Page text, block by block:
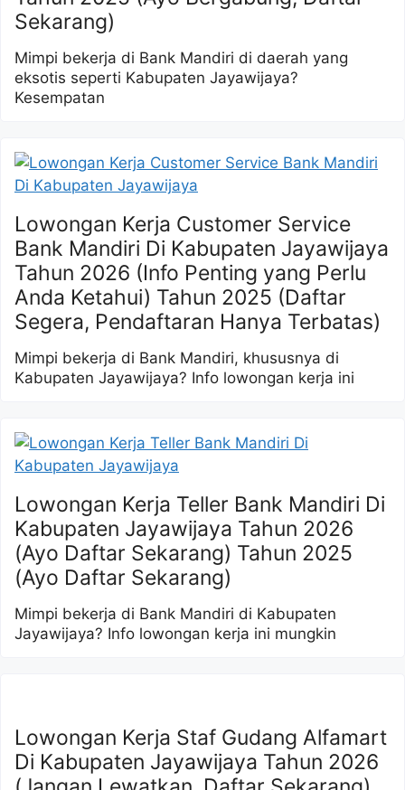
Sekarang)
Mimpi bekerja di Bank Mandiri di daerah yang
eksotis seperti Kabupaten Jayawijaya?
Kesempatan
Lowongan Kerja Customer Service
Bank Mandiri Di Kabupaten Jayawijaya
Tahun 2026 (Info Penting yang Perlu
Anda Ketahui) Tahun 2025 (Daftar
Segera, Pendaftaran Hanya Terbatas)
Mimpi bekerja di Bank Mandiri, khususnya di
Kabupaten Jayawijaya? Info lowongan kerja ini
Lowongan Kerja Teller Bank Mandiri Di
Kabupaten Jayawijaya Tahun 2026
(Ayo Daftar Sekarang) Tahun 2025
(Ayo Daftar Sekarang)
Mimpi bekerja di Bank Mandiri di Kabupaten
Jayawijaya? Info lowongan kerja ini mungkin
Lowongan Kerja Staf Gudang Alfamart
Di Kabupaten Jayawijaya Tahun 2026